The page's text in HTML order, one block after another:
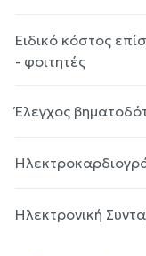
Ειδικό κόστος
- φοιτητές
Έλεγχος
Ηλεκτρονική